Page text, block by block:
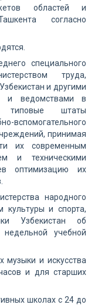
областей и
согласно
специального
труда,
и другими
и ведомствами в
типовые штаты
вспомогательного
принимая
их современным
и техническими
оптимизацию их
народного
культуры и спорта,
Узбекистан об
учебной
музыки и искусства
и для старших
школах с 24 до